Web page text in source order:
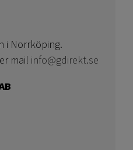
i Norrköping.
mail info@gdirekt.se